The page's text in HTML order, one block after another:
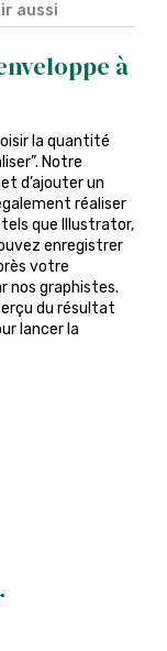
aussi
à
la quantité
Notre
d’ajouter un
réaliser
que Illustrator,
enregistrer
votre
nos graphistes.
du résultat
lancer la